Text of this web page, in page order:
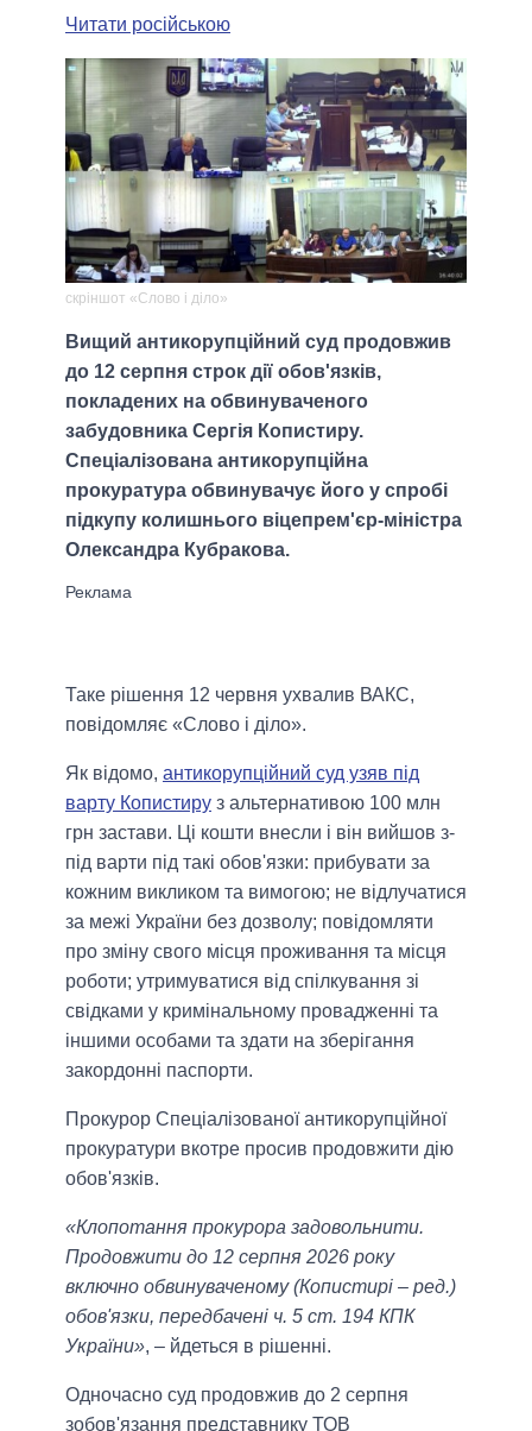
Читати російською
скріншот «Слово і діло»
Вищий антикорупційний суд продовжив
до 12 серпня строк дії обов'язків,
покладених на обвинуваченого
забудовника Сергія Копистиру.
Спеціалізована антикорупційна
прокуратура обвинувачує його у спробі
підкупу колишнього віцепрем'єр-міністра
Олександра Кубракова.
Таке рішення 12 червня ухвалив ВАКС,
повідомляє «Слово і діло».
Як відомо, антикорупційний суд узяв під
варту Копистиру з альтернативою 100 млн
грн застави. Ці кошти внесли і він вийшов з-
під варти під такі обов'язки: прибувати за
кожним викликом та вимогою; не відлучатися
за межі України без дозволу; повідомляти
про зміну свого місця проживання та місця
роботи; утримуватися від спілкування зі
свідками у кримінальному провадженні та
іншими особами та здати на зберігання
закордонні паспорти.
Прокурор Спеціалізованої антикорупційної
прокуратури вкотре просив продовжити дію
обов'язків.
«Клопотання прокурора задовольнити.
Продовжити до 12 серпня 2026 року
включно обвинуваченому (Копистирі – ред.)
обов'язки, передбачені ч. 5 ст. 194 КПК
України», – йдеться в рішенні.
Одночасно суд продовжив до 2 серпня
зобов'язання представнику ТОВ